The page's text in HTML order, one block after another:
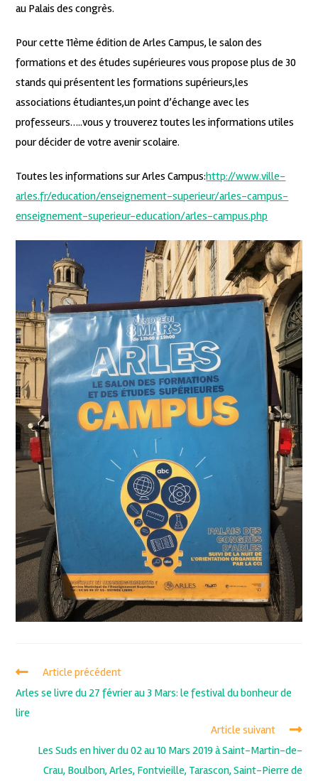
au Palais des congrès.
Pour cette 11ème édition de Arles Campus, le salon des
formations et des études supérieures vous propose plus de 30
stands qui présentent les formations supérieurs,les
associations étudiantes,un point d’échange avec les
professeurs…..vous y trouverez toutes les informations utiles
pour décider de votre avenir scolaire.
Toutes les informations sur Arles Campus:http://www.ville-
arles.fr/education/enseignement-superieur/arles-campus-
enseignement-superieur-education/arles-campus.php
Article précédent
Arles se livre du 27 février au 3 Mars: le festival du bonheur de
lire
Article suivant
Les Suds en hiver du 02 au 10 Mars 2019 à Saint-Martin-de-
Crau, Boulbon, Arles, Fontvieille, Tarascon, Saint-Pierre de